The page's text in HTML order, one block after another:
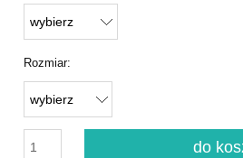
Rozmiar:
do